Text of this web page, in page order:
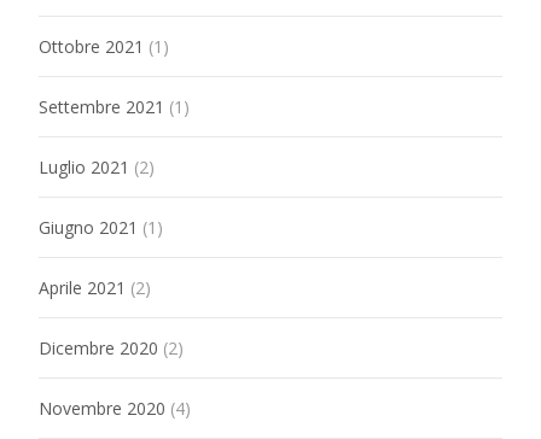
Ottobre 2021 (1)
Settembre 2021 (1)
Luglio 2021 (2)
Giugno 2021 (1)
Aprile 2021 (2)
Dicembre 2020 (2)
Novembre 2020 (4)